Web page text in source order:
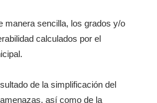
manera sencilla, los grados y/o
calculados por el
de la simplificación del
así como de la